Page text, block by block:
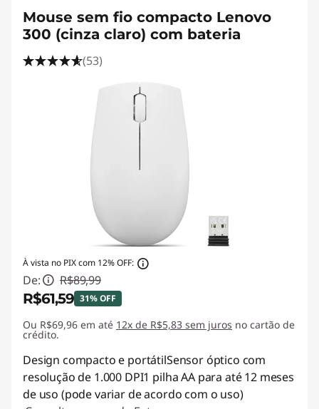
Mouse sem fio compacto Lenovo
300 (cinza claro) com bateria
(53)
À vista no PIX com 12% OFF:
De: R$89,99
R$61,59 31% OFF
Economias instantâneas :-R$28,40
Ou R$69,96 em até 12x de R$5,83 sem juros no cartão de
crédito.
Design compacto e portátilSensor óptico com
resolução de 1.000 DPI1 pilha AA para até 12 meses
de uso (pode variar de acordo com o uso)